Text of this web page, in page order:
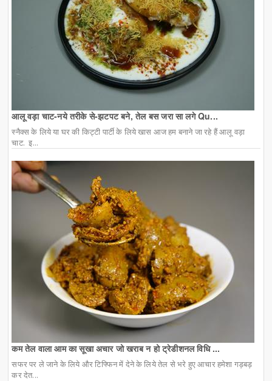
आलू वड़ा चाट-नये तरीके से-झटपट बने, तेल बस जरा सा लगे Qu...
स्नैक्स के लिये या घर की किट्टी पार्टी के लिये खास आज हम बनाने जा रहे हैं आलू वड़ा
चाट. इ...
कम तेल वाला आम का सूखा अचार जो खराब न हो ट्रेडीशनल विधि ...
सफर पर ले जाने के लिये और टिफ्फिन में देने के लिये तेल से भरे हुए आचार हमेशा गड़बड़
कर देत...